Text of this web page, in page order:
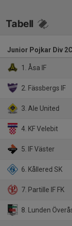
Tabell
Junior Pojkar Div 2C
1. Åsa IF
2. Fässbergs IF
3. Ale United
4. KF Velebit
5. IF Väster
6. Kållered SK
7. Partille IF FK
8. Lunden